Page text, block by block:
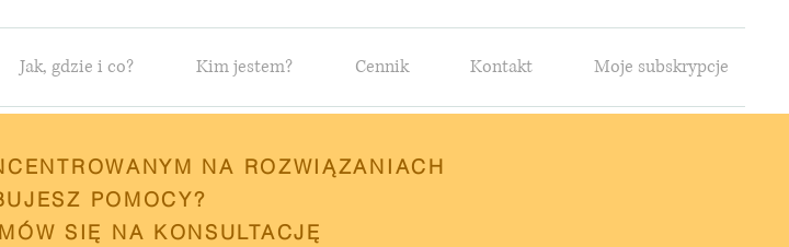
Jak, gdzie i co? Kim jestem? Cennik Kontakt Moje subskrypcje
NA ROZWIĄZANIACH
POMOCY?
SIĘ NA KONSULTACJĘ